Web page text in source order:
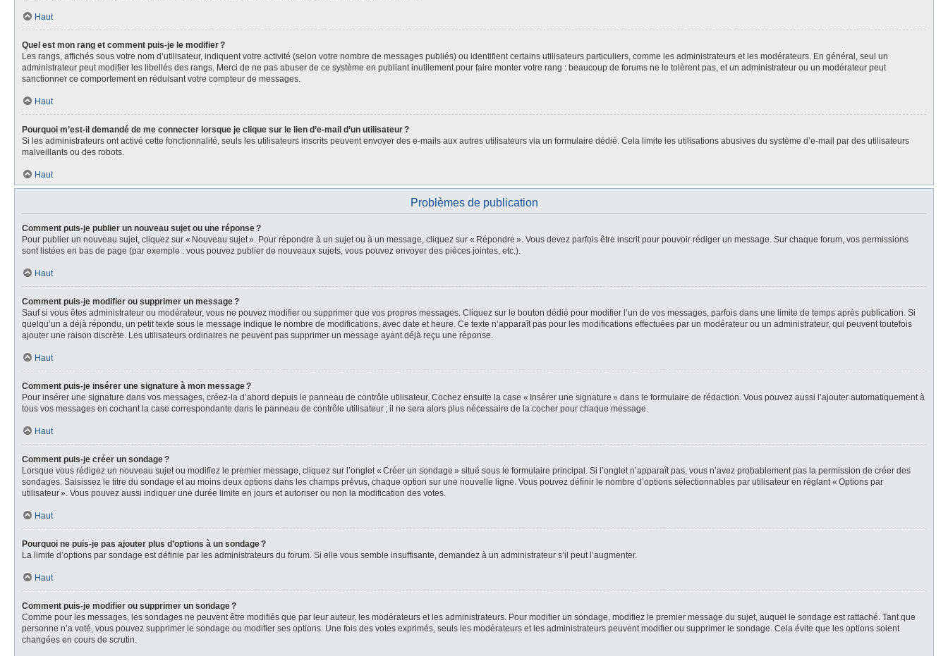
Haut
Quel est mon rang et comment puis-je le modifier ?
Les rangs, affichés sous votre nom d’utilisateur, indiquent votre activité (selon votre nombre de messages publiés) ou identifient certains utilisateurs particuliers, comme les administrateurs et les modérateurs. En général, seul un
administrateur peut modifier les libellés des rangs. Merci de ne pas abuser de ce système en publiant inutilement pour faire monter votre rang : beaucoup de forums ne le tolèrent pas, et un administrateur ou un modérateur peut
sanctionner ce comportement en réduisant votre compteur de messages.
Haut
Pourquoi m’est-il demandé de me connecter lorsque je clique sur le lien d’e-mail d’un utilisateur ?
Si les administrateurs ont activé cette fonctionnalité, seuls les utilisateurs inscrits peuvent envoyer des e-mails aux autres utilisateurs via un formulaire dédié. Cela limite les utilisations abusives du système d’e-mail par des utilisateurs
malveillants ou des robots.
Haut
Problèmes de publication
Comment puis-je publier un nouveau sujet ou une réponse ?
Pour publier un nouveau sujet, cliquez sur « Nouveau sujet ». Pour répondre à un sujet ou à un message, cliquez sur « Répondre ». Vous devez parfois être inscrit pour pouvoir rédiger un message. Sur chaque forum, vos permissions
sont listées en bas de page (par exemple : vous pouvez publier de nouveaux sujets, vous pouvez envoyer des pièces jointes, etc.).
Haut
Comment puis-je modifier ou supprimer un message ?
Sauf si vous êtes administrateur ou modérateur, vous ne pouvez modifier ou supprimer que vos propres messages. Cliquez sur le bouton dédié pour modifier l’un de vos messages, parfois dans une limite de temps après publication. Si
quelqu’un a déjà répondu, un petit texte sous le message indique le nombre de modifications, avec date et heure. Ce texte n’apparaît pas pour les modifications effectuées par un modérateur ou un administrateur, qui peuvent toutefois
ajouter une raison discrète. Les utilisateurs ordinaires ne peuvent pas supprimer un message ayant déjà reçu une réponse.
Haut
Comment puis-je insérer une signature à mon message ?
Pour insérer une signature dans vos messages, créez-la d’abord depuis le panneau de contrôle utilisateur. Cochez ensuite la case « Insérer une signature » dans le formulaire de rédaction. Vous pouvez aussi l’ajouter automatiquement à
tous vos messages en cochant la case correspondante dans le panneau de contrôle utilisateur ; il ne sera alors plus nécessaire de la cocher pour chaque message.
Haut
Comment puis-je créer un sondage ?
Lorsque vous rédigez un nouveau sujet ou modifiez le premier message, cliquez sur l’onglet « Créer un sondage » situé sous le formulaire principal. Si l’onglet n’apparaît pas, vous n’avez probablement pas la permission de créer des
sondages. Saisissez le titre du sondage et au moins deux options dans les champs prévus, chaque option sur une nouvelle ligne. Vous pouvez définir le nombre d’options sélectionnables par utilisateur en réglant « Options par
utilisateur ». Vous pouvez aussi indiquer une durée limite en jours et autoriser ou non la modification des votes.
Haut
Pourquoi ne puis-je pas ajouter plus d’options à un sondage ?
La limite d’options par sondage est définie par les administrateurs du forum. Si elle vous semble insuffisante, demandez à un administrateur s’il peut l’augmenter.
Haut
Comment puis-je modifier ou supprimer un sondage ?
Comme pour les messages, les sondages ne peuvent être modifiés que par leur auteur, les modérateurs et les administrateurs. Pour modifier un sondage, modifiez le premier message du sujet, auquel le sondage est rattaché. Tant que
personne n’a voté, vous pouvez supprimer le sondage ou modifier ses options. Une fois des votes exprimés, seuls les modérateurs et les administrateurs peuvent modifier ou supprimer le sondage. Cela évite que les options soient
changées en cours de scrutin.